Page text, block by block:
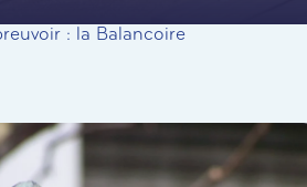
: la Balancoire